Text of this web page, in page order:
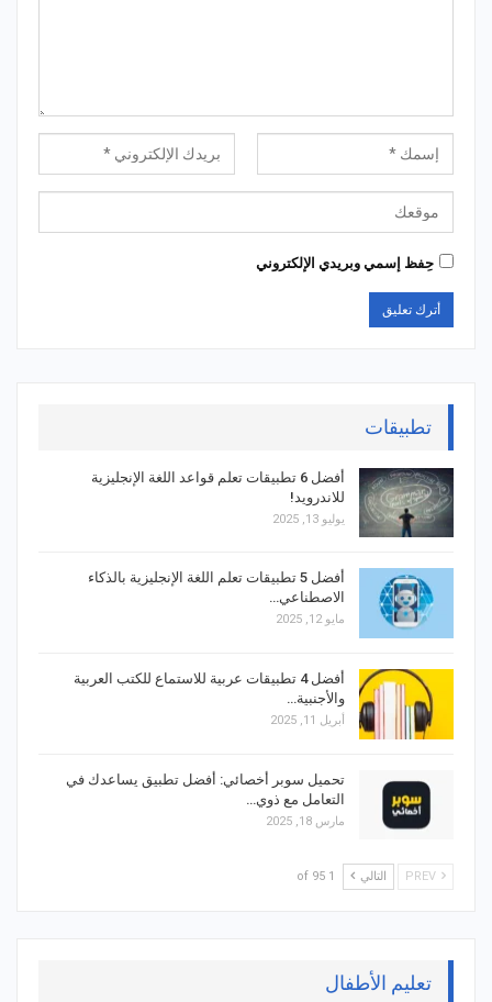
حِفظ إسمي وبريدي الإلكتروني
تطبيقات
أفضل 6 تطبيقات تعلم قواعد اللغة الإنجليزية
للاندرويد!
يوليو 13, 2025
أفضل 5 تطبيقات تعلم اللغة الإنجليزية بالذكاء
الاصطناعي…
مايو 12, 2025
أفضل 4 تطبيقات عربية للاستماع للكتب العربية
والأجنبية…
أبريل 11, 2025
تحميل سوبر أخصائي: أفضل تطبيق يساعدك في
التعامل مع ذوي…
مارس 18, 2025
التالي 1 of 95
تعليم الأطفال